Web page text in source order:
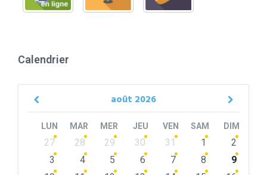
Calendrier
août 2026
Previous
LUN MAR MER JEU VEN SAM DIM
Skip
calendar
27 28 29 30 31 1
2
3
4 5 6 7 8
9